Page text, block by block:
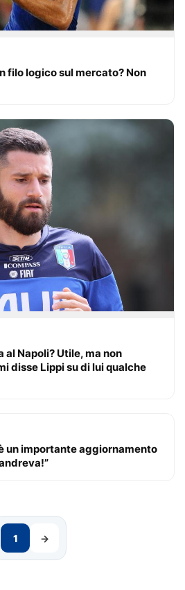
filo logico sul mercato? Non
al Napoli? Utile, ma non
disse Lippi su di lui qualche
un importante aggiornamento
1 →